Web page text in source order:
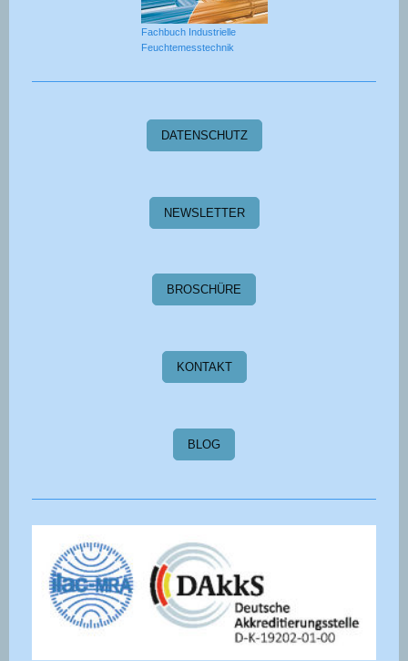
Fachbuch Industrielle
Feuchtemesstechnik
DATENSCHUTZ
NEWSLETTER
BROSCHÜRE
KONTAKT
BLOG